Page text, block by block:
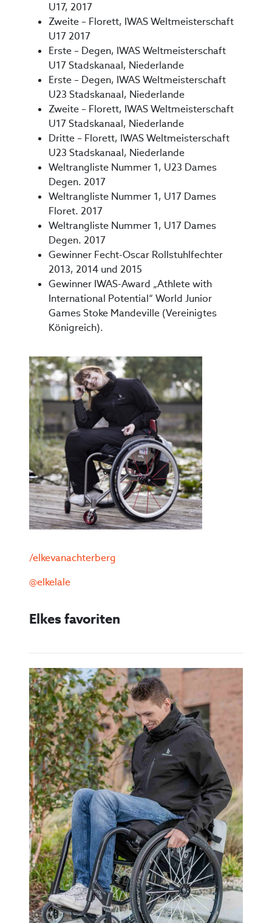
U17, 2017
Zweite – Florett, IWAS Weltmeisterschaft
U17 2017
Erste – Degen, IWAS Weltmeisterschaft
U17 Stadskanaal, Niederlande
Erste – Degen, IWAS Weltmeisterschaft
U23 Stadskanaal, Niederlande
Zweite – Florett, IWAS Weltmeisterschaft
U17 Stadskanaal, Niederlande
Dritte – Florett, IWAS Weltmeisterschaft
U23 Stadskanaal, Niederlande
Weltrangliste Nummer 1, U23 Dames
Degen. 2017
Weltrangliste Nummer 1, U17 Dames
Floret. 2017
Weltrangliste Nummer 1, U17 Dames
Degen. 2017
Gewinner Fecht-Oscar Rollstuhlfechter
2013, 2014 und 2015
Gewinner IWAS-Award „Athlete with
International Potential“ World Junior
Games Stoke Mandeville (Vereinigtes
Königreich).
/elkevanachterberg
@elkelale
Elkes favoriten